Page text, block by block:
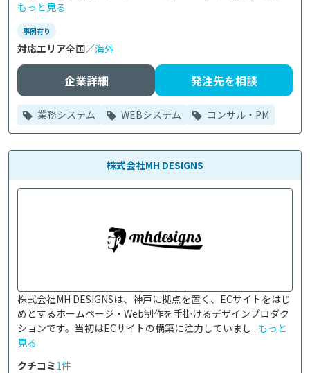
もっと見る
事例有り
対応エリア全国／海外
企業詳細 発注先を相談
業務システム WEBシステム コンサル・PM
株式会社MH DESIGNS
株式会社MH DESIGNSは、神戸に拠点を置く、ECサイトをはじ
めとするホームページ・Web制作を手掛けるデザインプロダク
ションです。当初はECサイトの構築に注力していまし...もっと
見る
クチコミ1件